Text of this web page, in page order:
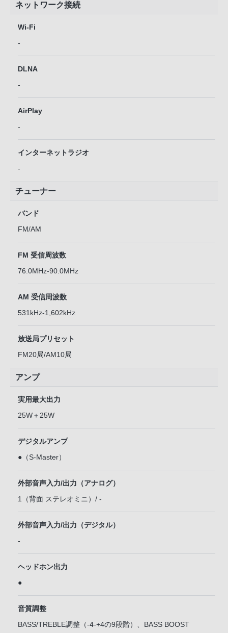
ネットワーク接続
Wi-Fi
-
DLNA
-
AirPlay
-
インターネットラジオ
-
チューナー
バンド
FM/AM
FM 受信周波数
76.0MHz-90.0MHz
AM 受信周波数
531kHz-1,602kHz
放送局プリセット
FM20局/AM10局
アンプ
実用最大出力
25W＋25W
デジタルアンプ
●（S-Master）
外部音声入力/出力（アナログ）
1（背面 ステレオミニ）/ -
外部音声入力/出力（デジタル）
-
ヘッドホン出力
●
音質調整
BASS/TREBLE調整（-4-+4の9段階）、BASS BOOST